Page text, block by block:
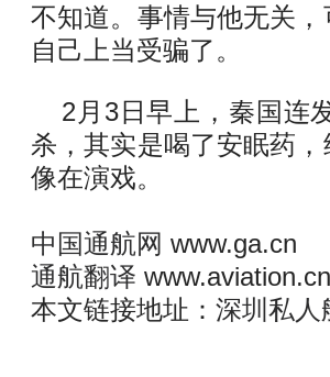
不知道。事情与他无关
自己上当受骗了。
2月3日早上，秦国连
杀，其实是喝了安眠药
像在演戏。
中国通航网 www.ga.cn
通航翻译 www.aviation.cn
本文链接地址： 深圳私人